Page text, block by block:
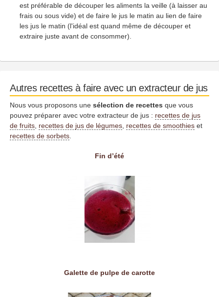
est préférable de découper les aliments la veille (à laisser au
frais ou sous vide) et de faire le jus le matin au lien de faire
les jus le matin (l'idéal est quand même de découper et
extraire juste avant de consommer).
Autres recettes à faire avec un extracteur de jus
Nous vous proposons une sélection de recettes que vous
pouvez préparer avec votre extracteur de jus : recettes de jus
de fruits recettes de jus de légumes recettes de smoothies et
recettes de sorbets
Fin d’été
Galette de pulpe de carotte